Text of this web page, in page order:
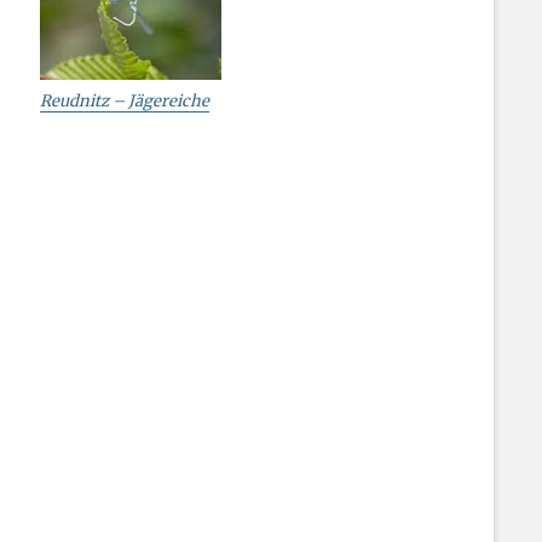
Reudnitz – Jägereiche